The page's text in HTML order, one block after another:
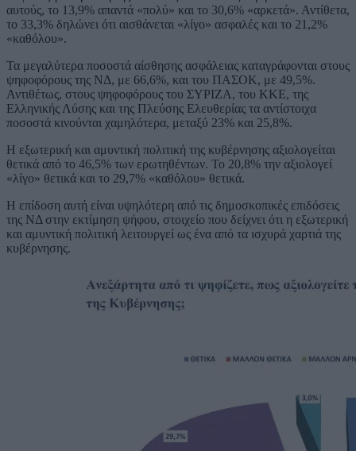
αυτούς, το 13,9% απαντά «πολύ» και το 30,6% «αρκετά». Αντίθετα,
το 33,3% δηλώνει ότι αισθάνεται «λίγο» ασφαλές και το 21,2%
«καθόλου».
Τα μεγαλύτερα ποσοστά αίσθησης ασφάλειας καταγράφονται στους
ψηφοφόρους της ΝΔ, με 66,6%, και του ΠΑΣΟΚ, με 49,5%.
Αντιθέτως, στους ψηφοφόρους του ΣΥΡΙΖΑ, του ΚΚΕ, της
Ελληνικής Λύσης και της Πλεύσης Ελευθερίας τα αντίστοιχα
ποσοστά κινούνται χαμηλότερα, μεταξύ 23% και 25,8%.
Η εξωτερική και αμυντική πολιτική της κυβέρνησης αξιολογείται
θετικά από το 46,5% των ερωτηθέντων. Το 20,8% την αξιολογεί
«λίγο» θετικά και το 29,7% «καθόλου» θετικά.
Η επίδοση αυτή είναι υψηλότερη από τις δημοσκοπικές επιδόσεις
της ΝΔ στην εκτίμηση ψήφου, στοιχείο που δείχνει ότι η εξωτερική
και αμυντική πολιτική λειτουργεί ως ένα από τα ισχυρά χαρτιά της
κυβέρνησης.